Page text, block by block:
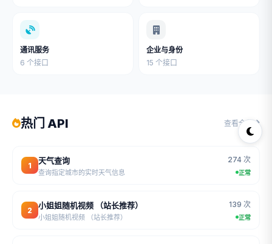
通讯服务
6 个接口
企业与身份
15 个接口
热门 API 查看全部
1
天气查询
查询指定城市的实时天气信息
274 次
正常
2
小姐姐随机视频 （站长推荐）
小姐姐随机视频 （站长推荐）
139 次
正常